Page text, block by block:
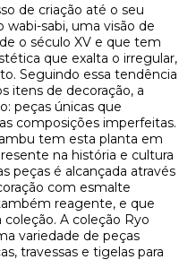
de criação até o seu
sabi, uma visão de
o século XV e que tem
que exalta o irregular,
Seguindo essa tendência
itens de decoração, a
peças únicas que
composições imperfeitas.
tem esta planta em
na história e cultura
peças é alcançada através
com esmalte
reagente, e que
A coleção Ryo
variedade de peças
travessas e tigelas para